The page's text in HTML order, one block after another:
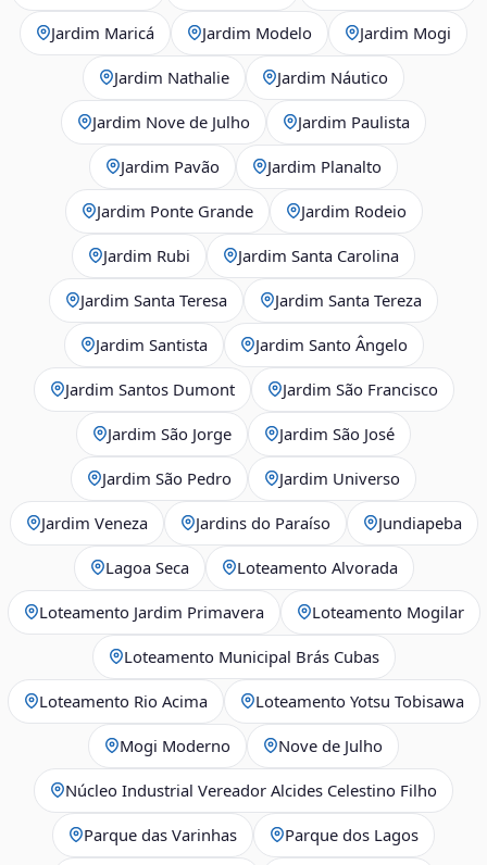
Jardim Maricá Jardim Modelo Jardim Mogi
Jardim Nathalie Jardim Náutico
Jardim Nove de Julho Jardim Paulista
Jardim Pavão Jardim Planalto
Jardim Ponte Grande Jardim Rodeio
Jardim Rubi Jardim Santa Carolina
Jardim Santa Teresa Jardim Santa Tereza
Jardim Santista Jardim Santo Ângelo
Jardim Santos Dumont Jardim São Francisco
Jardim São Jorge Jardim São José
Jardim São Pedro Jardim Universo
Jardim Veneza Jardins do Paraíso Jundiapeba
Lagoa Seca Loteamento Alvorada
Loteamento Jardim Primavera Loteamento Mogilar
Loteamento Municipal Brás Cubas
Loteamento Rio Acima Loteamento Yotsu Tobisawa
Mogi Moderno Nove de Julho
Núcleo Industrial Vereador Alcides Celestino Filho
Parque das Varinhas Parque dos Lagos